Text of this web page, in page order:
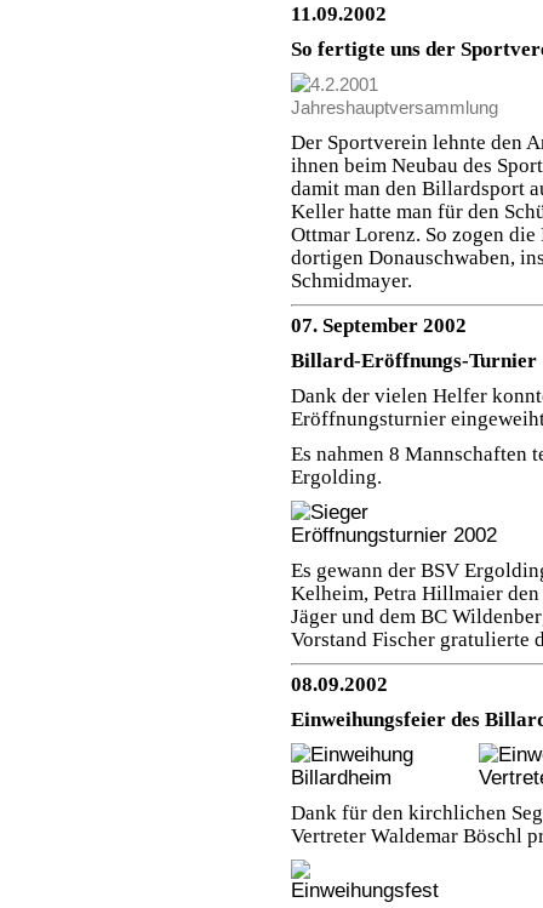
11.09.2002
So fertigte uns der
Der Sportverein lehnte den
ihnen beim Neubau des
damit man den Billardsport
Keller hatte man für den
Ottmar Lorenz. So zogen
dortigen Donauschwaben,
Schmidmayer.
07. September 2002
Billard-Eröffnungs-Turnier
Dank der vielen Helfer
Eröffnungsturnier
Es nahmen 8 Mannschaften
Ergolding.
Es gewann der BSV
Kelheim, Petra Hillmaier
Jäger und dem BC
Vorstand Fischer gratulierte
08.09.2002
Einweihungsfeier des
Dank für den kirchlichen
Vertreter Waldemar Böschl